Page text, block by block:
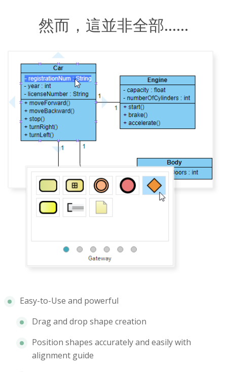
然而，這並非全部……
Easy-to-Use and powerful
Drag and drop shape creation
Position shapes accurately and easily with
alignment guide